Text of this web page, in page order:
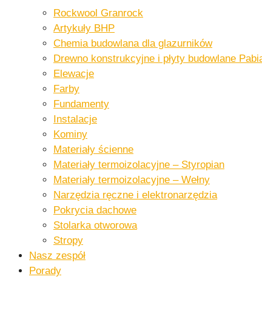
Rockwool Granrock
Artykuły BHP​​
Chemia budowlana dla glazurników​
Drewno konstrukcyjne i płyty budowlane​
Elewacje
Farby
Fundamenty
Instalacje​
Kominy
Materiały ścienne​
Materiały termoizolacyjne – Styropian
Materiały termoizolacyjne – Wełny​
Narzędzia ręczne i elektronarzędzia​
Pokrycia dachowe​​
Stolarka otworowa
Stropy
Nasz zespół
Porady